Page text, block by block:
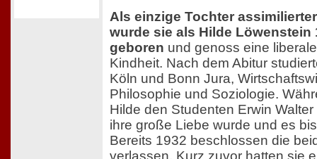
Als einzige Tochter
wurde sie als Hilde Löwenstein
geboren und genoss eine
Kindheit. Nach dem Abitur
Köln und Bonn Jura,
Philosophie und Soziologie.
Hilde den Studenten Erwin
ihre große Liebe wurde und es
Bereits 1932 beschlossen die